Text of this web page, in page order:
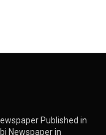
Published in
Newspaper in